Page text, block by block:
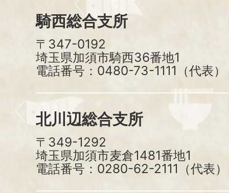
騎西総合支所
〒347-0192
埼玉県加須市騎西36番地1
電話番号：0480-73-1111（代表）
北川辺総合支所
〒349-1292
埼玉県加須市麦倉1481番地1
電話番号：0280-62-2111（代表）